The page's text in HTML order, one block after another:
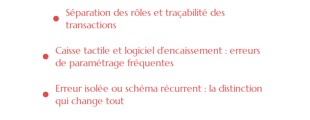
Séparation des rôles et traçabilité des
transactions
Caisse tactile et logiciel d’encaissement : erreurs
de paramétrage fréquentes
Erreur isolée ou schéma récurrent : la distinction
qui change tout